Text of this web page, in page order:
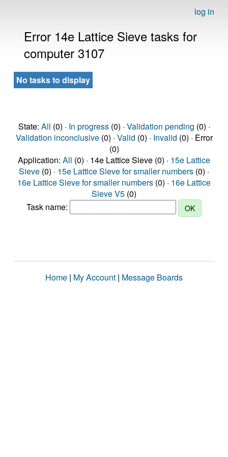
log in
Error 14e Lattice Sieve tasks for
computer 3107
No tasks to display
State: All (0) · In progress(0) · Validation pending (0) ·
Validation inconclusive(0) · Valid (0) · Invalid (0) · Error
(0)
Application: All (0) · 14e Lattice Sieve (0) · 15e Lattice
Sieve (0) · 15e Lattice Sieve for smaller numbers (0) ·
16e Lattice Sieve for smaller numbers (0) · 16e Lattice
Sieve V5 (0)
Task name:
Home | My Account | Message Boards